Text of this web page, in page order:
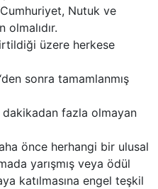
Nutuk ve
olmalıdır.
üzere herkese
sonra tamamlanmış
dakikadan fazla olmayan
önce herhangi bir ulusal
yarışmış veya ödül
katılmasına engel teşkil